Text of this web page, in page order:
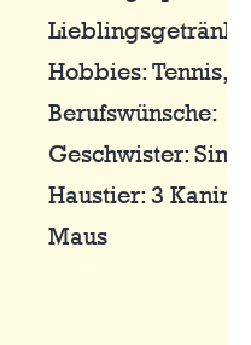
Lieblingsgetränk:
Hobbies: Tennis,
Berufswünsche:
Geschwister:
Haustier: 3
Maus